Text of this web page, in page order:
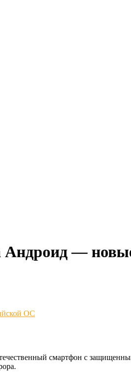
Андроид —
ОС
смартфон с